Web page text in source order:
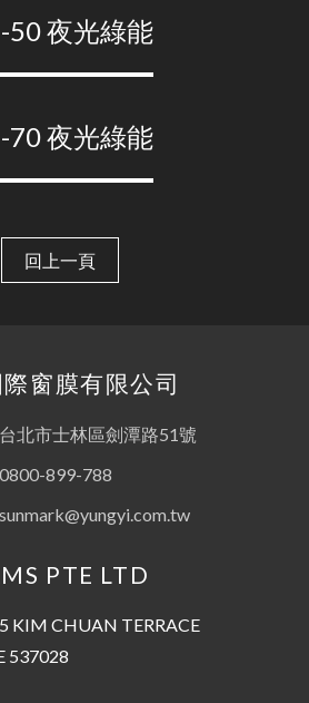
50 夜光綠能
70 夜光綠能
回上一頁
窗膜有限公司
台北市士林區劍潭路51號
0800-899-788
sunmark@yungyi.com.tw
PTE LTD
5 KIM CHUAN TERRACE
537028